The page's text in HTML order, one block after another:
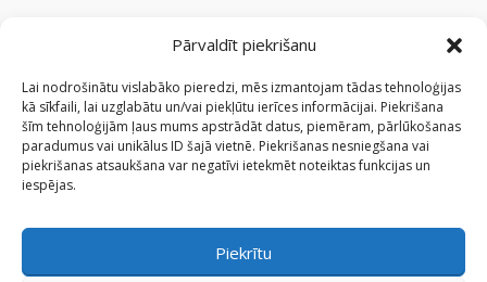
Pārvaldīt piekrišanu
Lai nodrošinātu vislabāko pieredzi, mēs izmantojam tādas tehnoloģijas
kā sīkfaili, lai uzglabātu un/vai piekļūtu ierīces informācijai. Piekrišana
šīm tehnoloģijām ļaus mums apstrādāt datus, piemēram, pārlūkošanas
paradumus vai unikālus ID šajā vietnē. Piekrišanas nesniegšana vai
piekrišanas atsaukšana var negatīvi ietekmēt noteiktas funkcijas un
iespējas.
Piekrītu